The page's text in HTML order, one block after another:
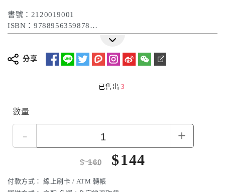
書號：2120019001
ISBN：9788956359878
出版日期：2014年07月
分享
已售出 3
數量
- +
$160 $144
付款方式： 線上刷卡 / ATM 轉帳